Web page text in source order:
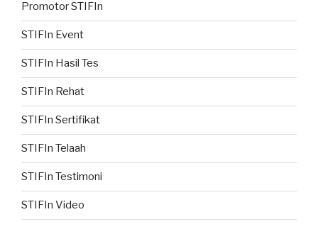
Promotor STIFIn
STIFIn Event
STIFIn Hasil Tes
STIFIn Rehat
STIFIn Sertifikat
STIFIn Telaah
STIFIn Testimoni
STIFIn Video